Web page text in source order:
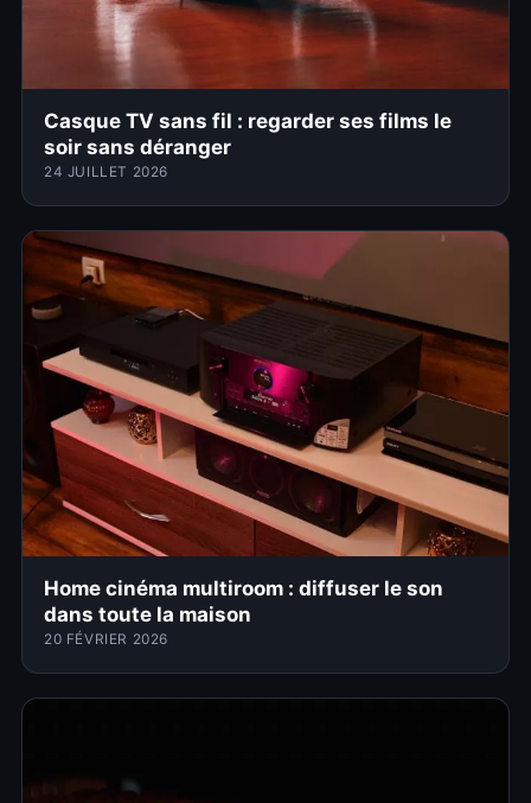
Casque TV sans fil : regarder ses films le
soir sans déranger
24 JUILLET 2026
Home cinéma multiroom : diffuser le son
dans toute la maison
20 FÉVRIER 2026